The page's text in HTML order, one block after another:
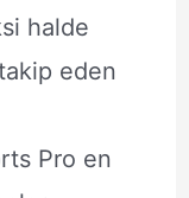
halde
eden
Pro en